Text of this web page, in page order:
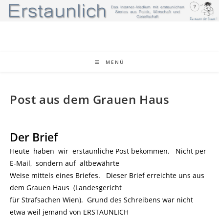
Zum
Inhalt
MENÜ
Post aus dem Grauen Haus
Der Brief
Heute haben wir erstaunliche Post bekommen. Nicht per
E-Mail, sondern auf altbewährte
Weise mittels eines Briefes. Dieser Brief erreichte uns aus
dem Grauen Haus (Landesgericht
für Strafsachen Wien). Grund des Schreibens war nicht
etwa weil jemand von ERSTAUNLICH